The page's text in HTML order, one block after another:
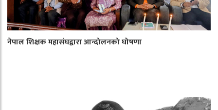
नेपाल शिक्षक महासंघद्वारा आन्दोलनको घोषणा